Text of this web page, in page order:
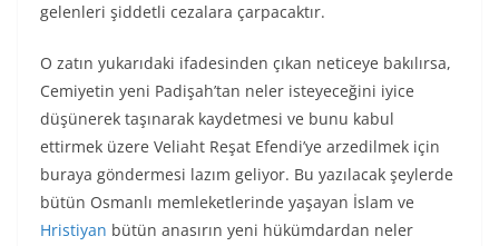
gelenleri şiddetli cezalara çarpacaktır.
O zatın yukarıdaki ifadesinden çıkan neticeye bakılırsa,
Cemiyetin yeni Padişah’tan neler isteyeceğini iyice
düşünerek taşınarak kaydetmesi ve bunu kabul
ettirmek üzere Veliaht Reşat Efendi’ye arzedilmek için
buraya göndermesi lazım geliyor. Bu yazılacak şeylerde
bütün Osmanlı memleketlerinde yaşayan İslam ve
Hristiyan bütün anasırın yeni hükümdardan neler